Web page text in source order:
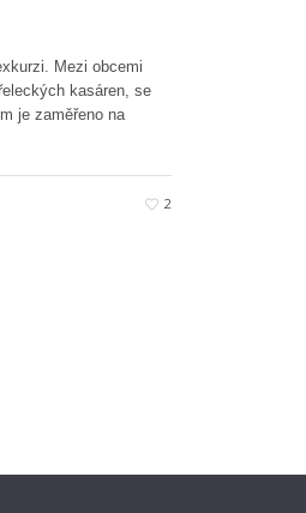
Mezi obcemi
kasáren, se
je zaměřeno na
2